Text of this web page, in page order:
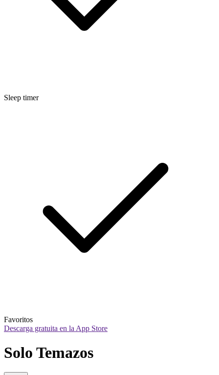
Sleep timer
Favoritos
Descarga gratuita en la App Store
Solo Temazos